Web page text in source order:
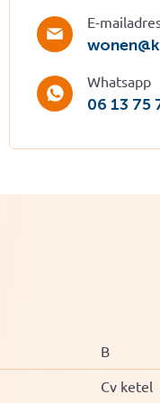
E-
Whatsapp
06 13 75
B
Cv ketel